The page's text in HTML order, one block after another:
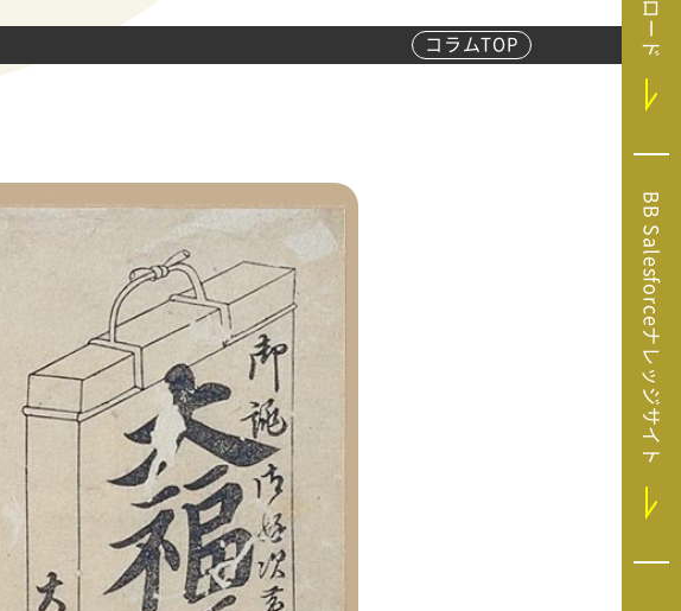
(マイクロソフト
クラリティ）
Salesforce（セ
ールスフォース）
HubSpot（ハブ
スポット）
GA4運用支援サー
ビス
コラムTOP
BB Salesforceナレッジサイト